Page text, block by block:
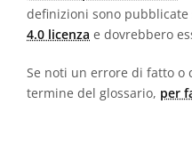
definizioni sono pubblicate
4.0 licenza e dovrebbero
Se noti un errore di fatto o
termine del glossario, per